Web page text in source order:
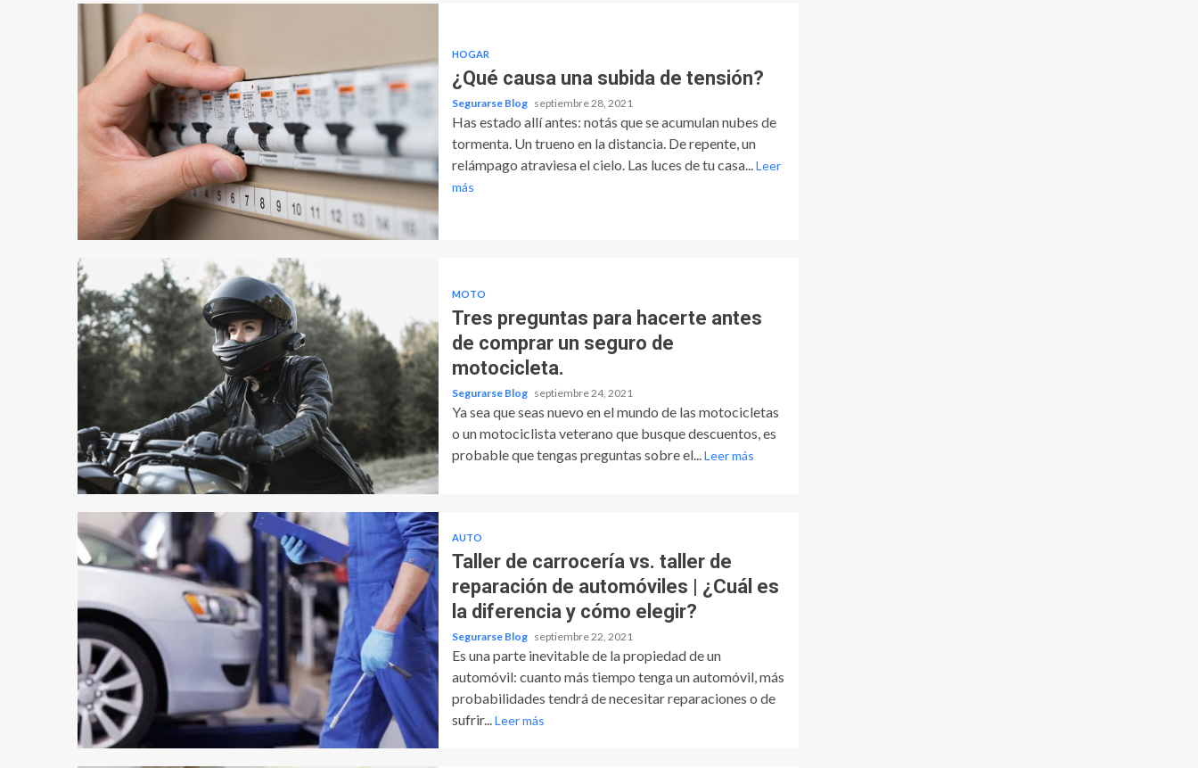
HOGAR
¿Qué causa una subida de tensión?
Segurarse Blog septiembre 28, 2021
Has estado allí antes: notás que se acumulan nubes de
tormenta. Un trueno en la distancia. De repente, un
relámpago atraviesa el cielo. Las luces de tu casa... Leer
más
MOTO
Tres preguntas para hacerte antes
de comprar un seguro de
motocicleta.
Segurarse Blog septiembre 24, 2021
Ya sea que seas nuevo en el mundo de las motocicletas
o un motociclista veterano que busque descuentos, es
probable que tengas preguntas sobre el... Leer más
AUTO
Taller de carrocería vs. taller de
reparación de automóviles | ¿Cuál es
la diferencia y cómo elegir?
Segurarse Blog septiembre 22, 2021
Es una parte inevitable de la propiedad de un
automóvil: cuanto más tiempo tenga un automóvil, más
probabilidades tendrá de necesitar reparaciones o de
sufrir... Leer más